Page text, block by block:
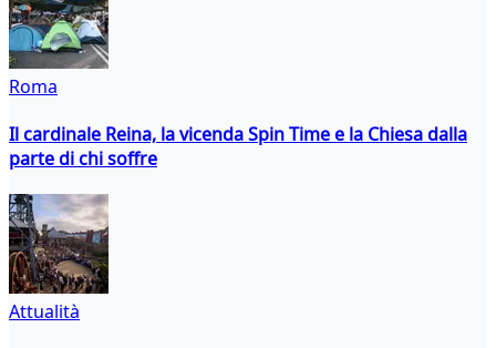
Roma
Il cardinale Reina, la vicenda Spin Time e la Chiesa dalla
parte di chi soffre
Attualità